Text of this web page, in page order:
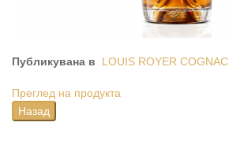
Публикувана в LOUIS ROYER COGNAC
Преглед на продукта